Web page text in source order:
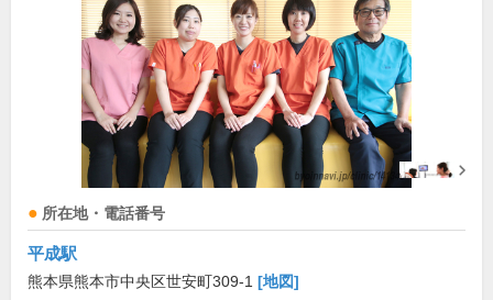
所在地・電話番号
平成駅
熊本県熊本市中央区世安町309-1 [地図]